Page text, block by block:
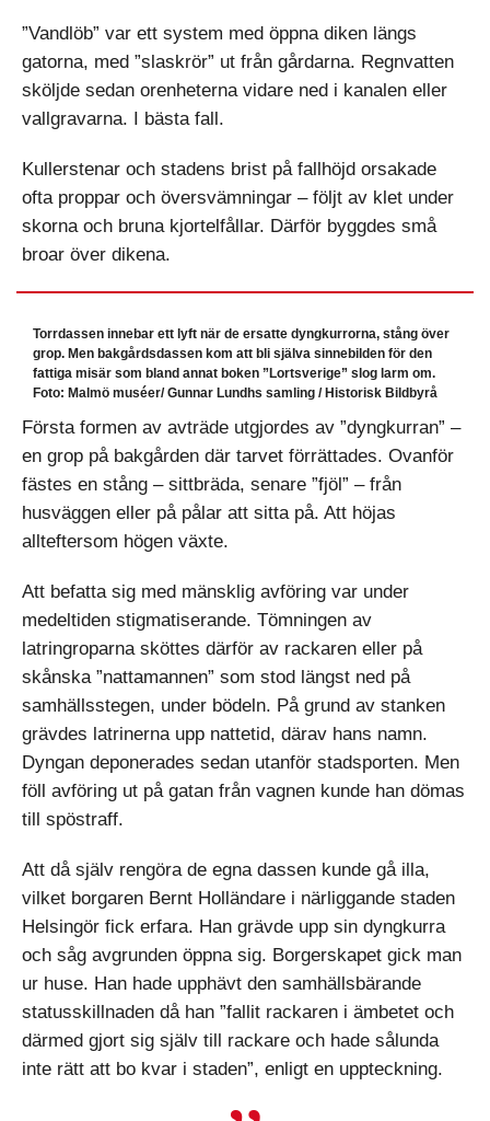
”Vandlöb” var ett system med öppna diken längs
gatorna, med ”slask­rör” ut från gårdarna. Regnvatten
sköljde sedan orenheterna vidare ned i kanalen eller
vallgravarna. I bästa fall.
Kullerstenar och stadens brist på fallhöjd orsakade
ofta proppar och översvämningar – följt av klet under
skorna och bruna kjortelfållar. Därför byggdes små
broar över dikena.
Torrdassen innebar ett lyft när de ersatte dyngkurrorna, stång över
grop. Men bakgårdsdassen kom att bli själva sinnebilden för den
fattiga misär som bland annat boken ”Lortsverige” slog larm om.
Foto: Malmö muséer/ Gunnar Lundhs samling / Historisk Bildbyrå
Första formen av avträde utgjordes av ”dyngkurran” –
en grop på bakgården där tarvet förrättades. Ovanför
fästes en stång – sittbräda, senare ”fjöl” – från
husväggen eller på pålar att sitta på. Att höjas
allteftersom högen växte.
Att befatta sig med mänsklig avföring var under
medeltiden stigmatiserande. Tömningen av
latringroparna sköttes därför av rackaren eller på
skånska ”nattamannen” som stod längst ned på
samhällsstegen, under bödeln. På grund av stanken
grävdes latrinerna upp nattetid, därav hans namn.
Dyngan deponerades sedan utanför stadsporten. Men
föll avföring ut på gatan från vagnen kunde han dömas
till spöstraff.
Att då själv rengöra de egna dassen kunde gå illa,
vilket borgaren Bernt Holländare i närliggande staden
Helsingör fick erfara. Han grävde upp sin dyngkurra
och såg avgrunden öppna sig. Borgerskapet gick man
ur huse. Han hade upphävt den samhällsbärande
statusskillnaden då han ”fallit rackaren i ämbetet och
därmed gjort sig själv till rackare och hade sålunda
inte rätt att bo kvar i staden”, enligt en uppteckning.